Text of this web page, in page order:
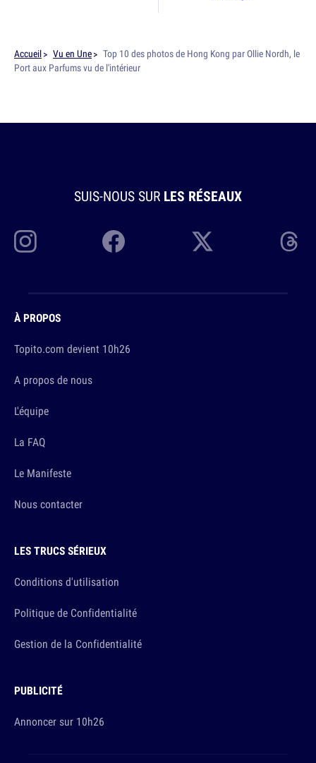
Accueil Vu en Une
Top 10 des photos de Hong Kong par Ollie Nordh, le
Port aux Parfums vu de l'intérieur
SUIS-NOUS SUR LES RÉSEAUX
À PROPOS
Topito.com devient 10h26
A propos de nous
L'équipe
La FAQ
Le Manifeste
Nous contacter
LES TRUCS SÉRIEUX
Conditions d'utilisation
Politique de Confidentialité
Gestion de la Confidentialité
PUBLICITÉ
Annoncer sur 10h26